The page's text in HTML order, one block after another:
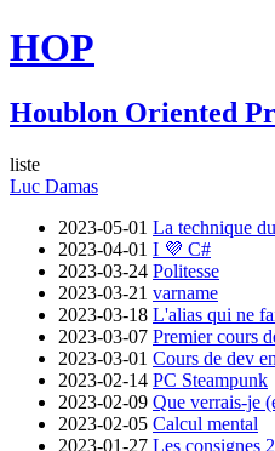
HOP
Houblon Oriented
liste
Luc Damas
2023-05-01 La technique
2023-04-01 I 💜 C#
2023-03-24 Politesse
2023-03-21 varname
2023-03-18 L'alias qui ne
2023-03-07 Premier cours
2023-03-01 Cours de dev
2023-02-14 PC Steampunk
2023-02-09 Que verrais-je
2023-02-05 Calcul mental
2023-01-27 Les consignes